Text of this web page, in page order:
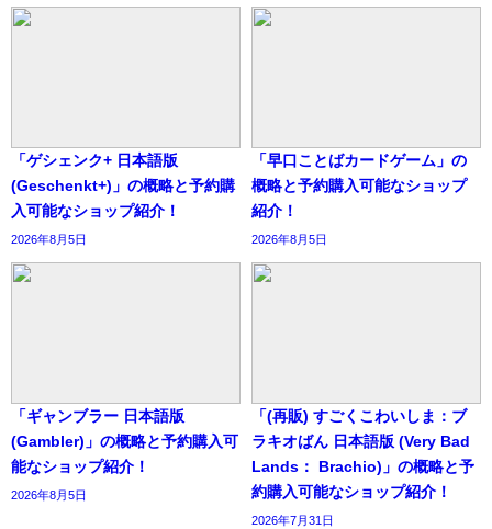
「ゲシェンク+ 日本語版
(Geschenkt+)」の概略と予約購
入可能なショップ紹介！
2026年8月5日
「早口ことばカードゲーム」の
概略と予約購入可能なショップ
紹介！
2026年8月5日
「ギャンブラー 日本語版
(Gambler)」の概略と予約購入可
能なショップ紹介！
2026年8月5日
「(再販) すごくこわいしま：ブ
ラキオばん 日本語版 (Very Bad
Lands： Brachio)」の概略と予
約購入可能なショップ紹介！
2026年7月31日